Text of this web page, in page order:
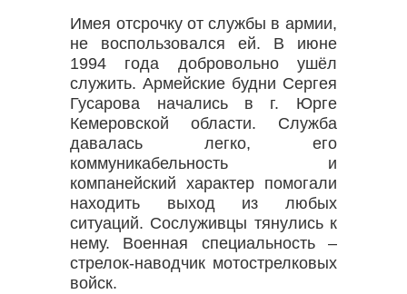
Имея отсрочку от службы в армии,
не воспользовался ей. В июне
1994 года добровольно ушёл
служить. Армейские будни Сергея
Гусарова начались в г. Юрге
Кемеровской области. Служба
давалась легко, его
коммуникабельность и
компанейский характер помогали
находить выход из любых
ситуаций. Сослуживцы тянулись к
нему. Военная специальность –
стрелок-наводчик мотострелковых
войск.